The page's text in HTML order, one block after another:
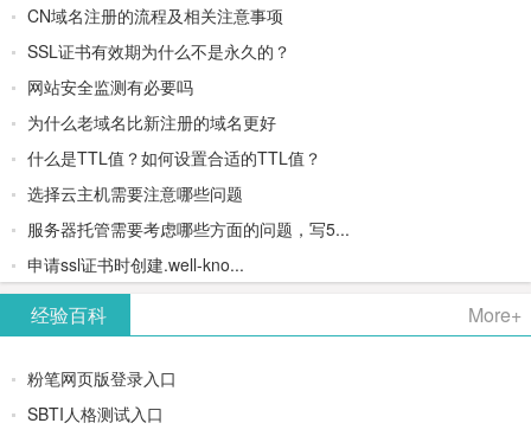
CN域名注册的流程及相关注意事项
SSL证书有效期为什么不是永久的？
网站安全监测有必要吗
为什么老域名比新注册的域名更好
什么是TTL值？如何设置合适的TTL值？
选择云主机需要注意哪些问题
服务器托管需要考虑哪些方面的问题，写5...
申请ssl证书时创建.well-kno...
经验百科 More+
粉笔网页版登录入口
SBTI人格测试入口